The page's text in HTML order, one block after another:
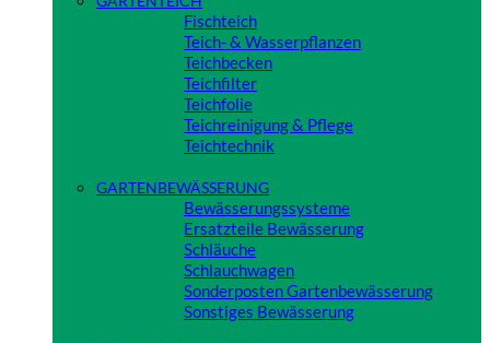
Fischteich
Teich- & Wasserpflanzen
Teichbecken
Teichfilter
Teichfolie
Teichreinigung & Pflege
Teichtechnik
GARTENBEWÄSSERUNG
Bewässerungssysteme
Ersatzteile Bewässerung
Schläuche
Schlauchwagen
Sonderposten Gartenbewässerung
Sonstiges Bewässerung